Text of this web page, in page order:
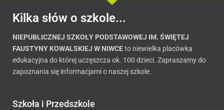
Kilka słów o szkole...
NIEPUBLICZNEJ SZKOŁY PODSTAWOWEJ IM. ŚWIĘTEJ
FAUSTYNY KOWALSKIEJ W NIWCEto niewielka placówka
edukacyjna do której uczęszcza ok. 100 dzieci. Zapraszamy do
zapoznania się informacjami o naszej szkole.
Szkoła i Przedszkole